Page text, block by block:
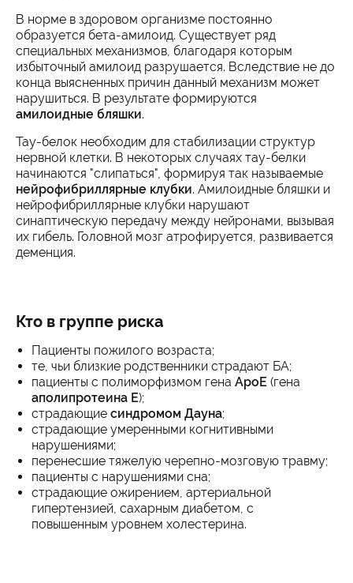
В норме в здоровом организме постоянно
образуется бета-амилоид. Существует ряд
специальных механизмов, благодаря которым
избыточный амилоид разрушается. Вследствие не до
конца выясненных причин данный механизм может
нарушиться. В результате формируются
амилоидные бляшки.
Тау-белок необходим для стабилизации структур
нервной клетки. В некоторых случаях тау-белки
начинаются "слипаться", формируя так называемые
нейрофибриллярные клубки. Амилоидные бляшки и
нейрофибриллярные клубки нарушают
синаптическую передачу между нейронами, вызывая
их гибель. Головной мозг атрофируется, развивается
деменция.
Кто в группе риска
Пациенты пожилого возраста;
те, чьи близкие родственники страдают БА;
пациенты с полиморфизмом гена ApoE (гена
аполипротеина Е);
страдающие синдромом Дауна;
страдающие умеренными когнитивными
нарушениями;
перенесшие тяжелую черепно-мозговую травму;
пациенты с нарушениями сна;
страдающие ожирением, артериальной
гипертензией, сахарным диабетом, с
повышенным уровнем холестерина.